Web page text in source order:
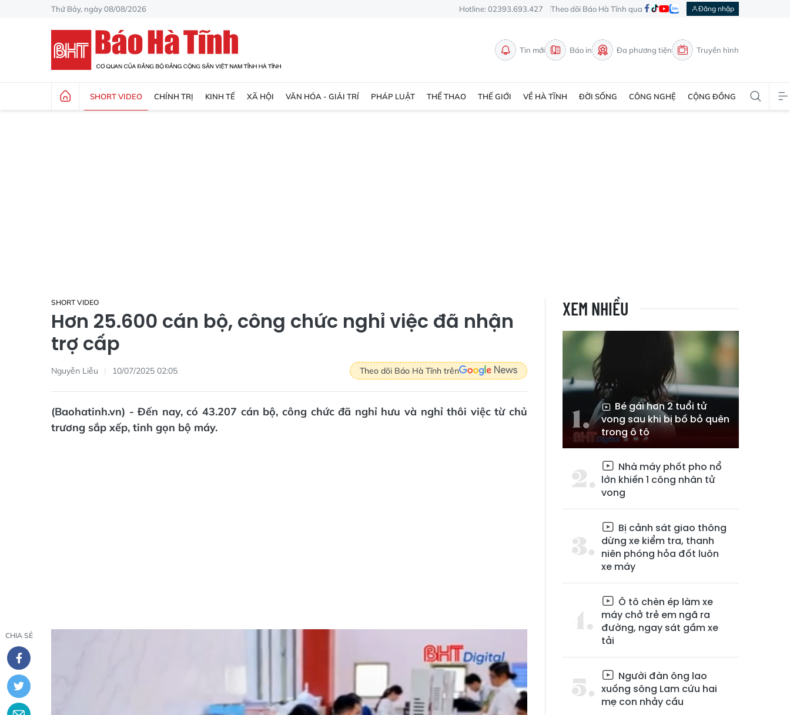
Thứ Bảy, ngày 08/08/2026 Hotline: 02393.693.427 Theo dõi Báo Hà Tĩnh qua Đăng nhập
Tin mới Báo in Đa phương tiện Truyền hình
SHORT VIDEO CHÍNH TRỊ KINH TẾ XÃ HỘI VĂN HÓA - GIẢI TRÍ PHÁP LUẬT THỂ THAO THẾ GIỚI VỀ HÀ TĨNH ĐỜI SỐNG CÔNG NGHỆ CỘNG ĐỒNG
SHORT VIDEO
Hơn 25.600 cán bộ, công chức nghỉ việc đã nhận
trợ cấp
Nguyễn Liễu 10/07/2025 02:05 Theo dõi Báo Hà Tĩnh trên
(Baohatinh.vn) - Đến nay, có 43.207 cán bộ, công chức đã nghỉ hưu và nghỉ thôi việc từ chủ
trương sắp xếp, tinh gọn bộ máy.
CHIA SẺ
XEM NHIỀU
Bé gái hơn 2 tuổi tử
vong sau khi bị bố bỏ quên
trong ô tô
Nhà máy phốt pho nổ
lớn khiến 1 công nhân tử
vong
Bị cảnh sát giao thông
dừng xe kiểm tra, thanh
niên phóng hỏa đốt luôn
xe máy
Ô tô chèn ép làm xe
máy chở trẻ em ngã ra
đường, ngay sát gầm xe
tải
Người đàn ông lao
xuống sông Lam cứu hai
mẹ con nhảy cầu